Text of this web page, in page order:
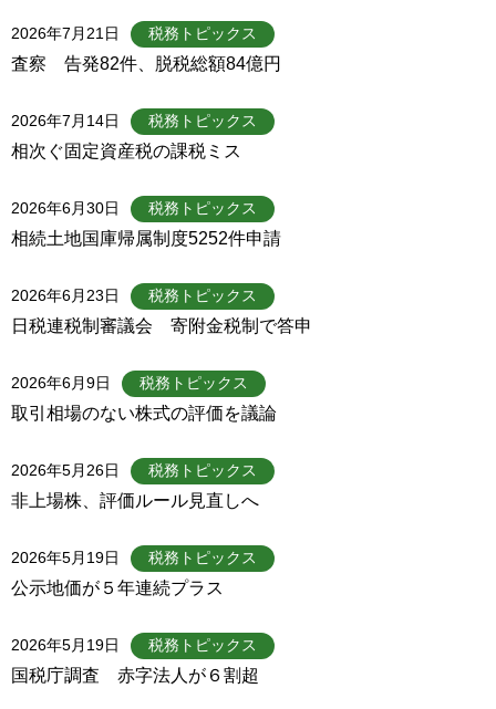
2026年7月21日 税務トピックス
査察 告発82件、脱税総額84億円
2026年7月14日 税務トピックス
相次ぐ固定資産税の課税ミス
2026年6月30日 税務トピックス
相続土地国庫帰属制度5252件申請
2026年6月23日 税務トピックス
日税連税制審議会 寄附金税制で答申
2026年6月9日 税務トピックス
取引相場のない株式の評価を議論
2026年5月26日 税務トピックス
非上場株、評価ルール見直しへ
2026年5月19日 税務トピックス
公示地価が５年連続プラス
2026年5月19日 税務トピックス
国税庁調査 赤字法人が６割超